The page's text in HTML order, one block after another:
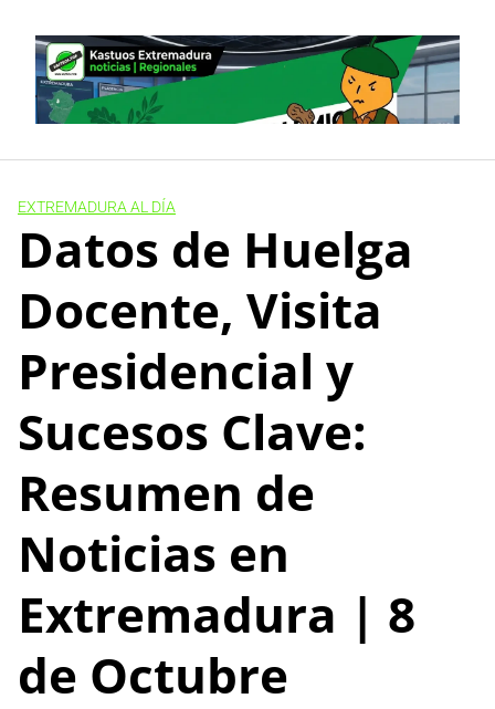
content
EXTREMADURA AL DÍA
Datos de Huelga
Docente, Visita
Presidencial y
Sucesos Clave:
Resumen de
Noticias en
Extremadura | 8
de Octubre